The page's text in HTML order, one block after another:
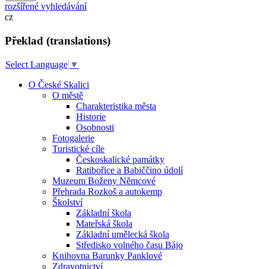
rozšířené vyhledávání
cz
Překlad (translations)
Select Language ▼
O České Skalici
O městě
Charakteristika města
Historie
Osobnosti
Fotogalerie
Turistické cíle
Českoskalické památky
Ratibořice a Babiččino údolí
Muzeum Boženy Němcové
Přehrada Rozkoš a autokemp
Školství
Základní škola
Mateřská škola
Základní umělecká škola
Středisko volného času Bájo
Knihovna Barunky Panklové
Zdravotnictví